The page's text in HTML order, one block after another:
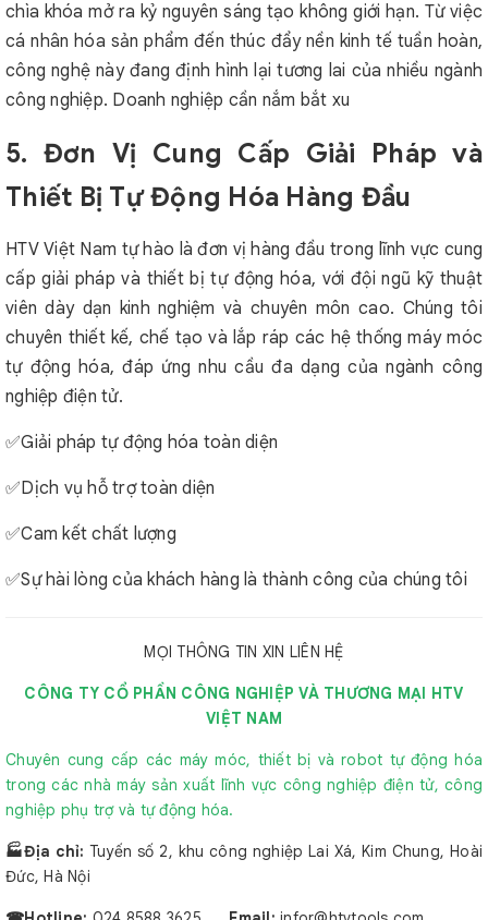
chìa khóa mở ra kỷ nguyên sáng tạo không giới hạn. Từ việc
cá nhân hóa sản phẩm đến thúc đẩy nền kinh tế tuần hoàn,
công nghệ này đang định hình lại tương lai của nhiều ngành
công nghiệp. Doanh nghiệp cần nắm bắt xu
5. Đơn Vị Cung Cấp Giải Pháp và
Thiết Bị Tự Động Hóa Hàng Đầu
HTV Việt Nam tự hào là đơn vị hàng đầu trong lĩnh vực cung
cấp giải pháp và thiết bị tự động hóa, với đội ngũ kỹ thuật
viên dày dạn kinh nghiệm và chuyên môn cao. Chúng tôi
chuyên thiết kế, chế tạo và lắp ráp các hệ thống máy móc
tự động hóa, đáp ứng nhu cầu đa dạng của ngành công
nghiệp điện tử.
✅Giải pháp tự động hóa toàn diện
✅Dịch vụ hỗ trợ toàn diện
✅Cam kết chất lượng
✅Sự hài lòng của khách hàng là thành công của chúng tôi
MỌI THÔNG TIN XIN LIÊN HỆ
CÔNG TY CỔ PHẦN CÔNG NGHIỆP VÀ THƯƠNG MẠI HTV
VIỆT NAM
Chuyên cung cấp các máy móc, thiết bị và robot tự động hóa
trong các nhà máy sản xuất lĩnh vực công nghiệp điện tử, công
nghiệp phụ trợ và tự động hóa.
🏭Địa chỉ:Tuyến số 2, khu công nghiệp Lai Xá, Kim Chung, Hoài
Đức, Hà Nội